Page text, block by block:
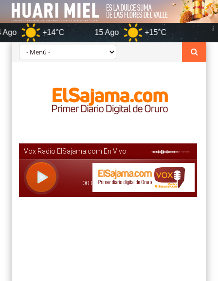
+14°C 15 Ago +15°C Oruro